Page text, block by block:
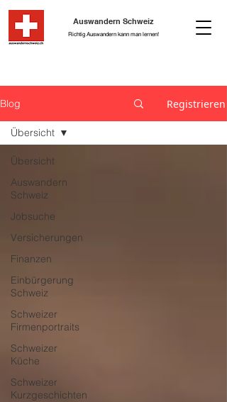
Richtig Auswandern kann man lernen!
Auswandern Schweiz
Blog Registrieren
Übersicht
Auswandern
Schweiz
Jobsuche
Versicherungen
Finanzen
Einbürgerung
Schweiz
Schweizer
Firmenportraits
Schweizer
Küche
Schweizer
Kurzgeschichten
Übersicht